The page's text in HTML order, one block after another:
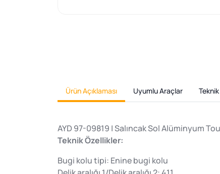
Ürün Açıklaması Uyumlu Araçlar
AYD 97-09819 | Salıncak Sol Alüminyum
Teknik Özellikler:
Bugi kolu tipi: Enine bugi kolu